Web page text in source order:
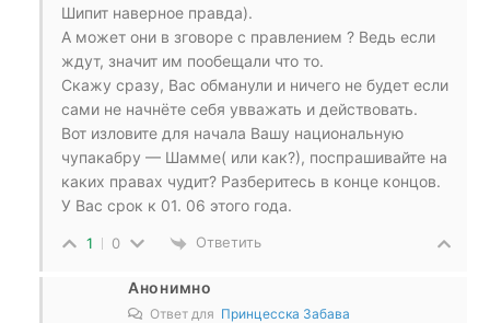
Шипит наверное правда).
А может они в зговоре с правлением ? Ведь если
ждут, значит им пообещали что то.
Скажу сразу, Вас обманули и ничего не будет если
сами не начнёте себя увважать и действовать.
Вот изловите для начала Вашу национальную
чупакабру — Шамме( или как?), поспрашивайте на
каких правах чудит? Разберитесь в конце концов.
У Вас срок к 01. 06 этого года.
1 0 Ответить
Анонимно
Ответ для Принцесска Забава